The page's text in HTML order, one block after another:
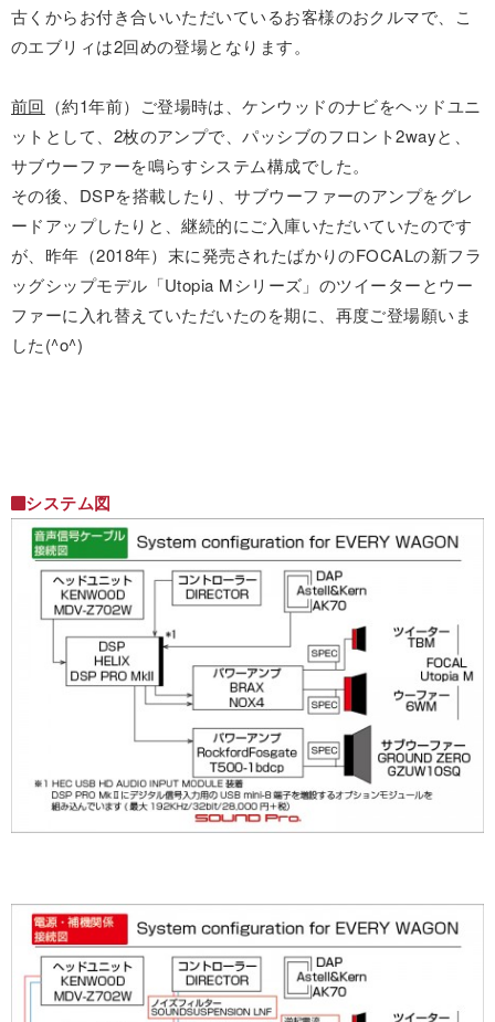
古くからお付き合いいただいているお客様のおクルマで、こ
のエブリィは2回めの登場となります。
前回 （約1年前）ご登場時は、ケンウッドのナビをヘッドユニ
ットとして、2枚のアンプで、パッシブのフロント2wayと、
サブウーファーを鳴らすシステム構成でした。
その後、DSPを搭載したり、サブウーファーのアンプをグレ
ードアップしたりと、継続的にご入庫いただいていたのです
が、昨年（2018年）末に発売されたばかりのFOCALの新フラ
ッグシップモデル「Utopia Mシリーズ」のツイーターとウー
ファーに入れ替えていただいたのを期に、再度ご登場願いま
した(^o^)
システム図